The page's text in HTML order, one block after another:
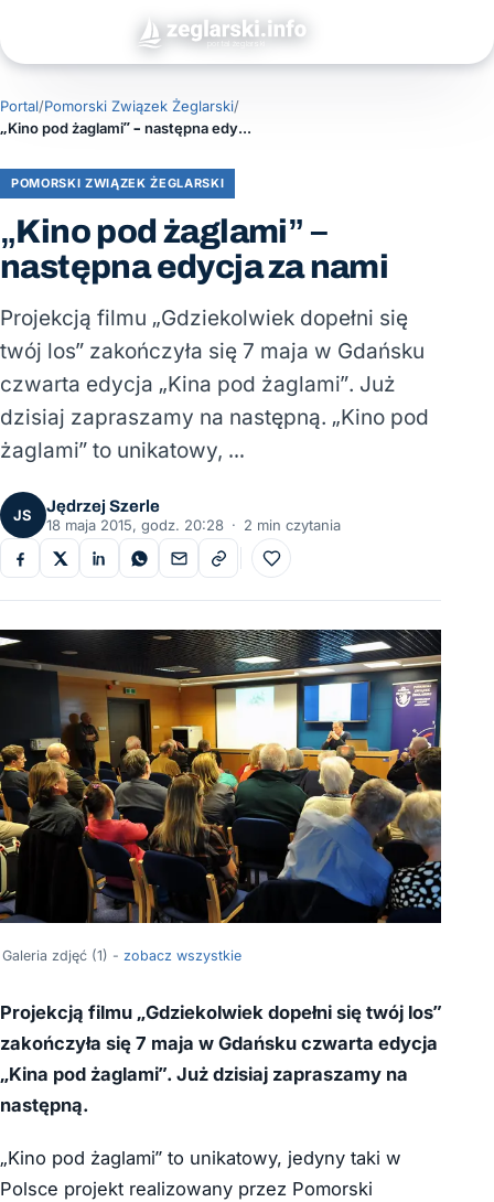
Portal/Pomorski Związek Żeglarski/
„Kino pod żaglami” – następna edycja za nami
POMORSKI ZWIĄZEK ŻEGLARSKI
„Kino pod żaglami” –
następna edycja za nami
Projekcją filmu „Gdziekolwiek dopełni się
twój los” zakończyła się 7 maja w Gdańsku
czwarta edycja „Kina pod żaglami”. Już
dzisiaj zapraszamy na następną. „Kino pod
żaglami” to unikatowy, …
JS
Jędrzej Szerle
18 maja 2015, godz. 20:28 · 2 min czytania
Do ulubionych
Galeria zdjęć (1) - zobacz wszystkie
Projekcją filmu „Gdziekolwiek dopełni się twój los”
zakończyła się 7 maja w Gdańsku czwarta edycja
„Kina pod żaglami”. Już dzisiaj zapraszamy na
następną.
„Kino pod żaglami” to unikatowy, jedyny taki w
Polsce projekt realizowany przez Pomorski